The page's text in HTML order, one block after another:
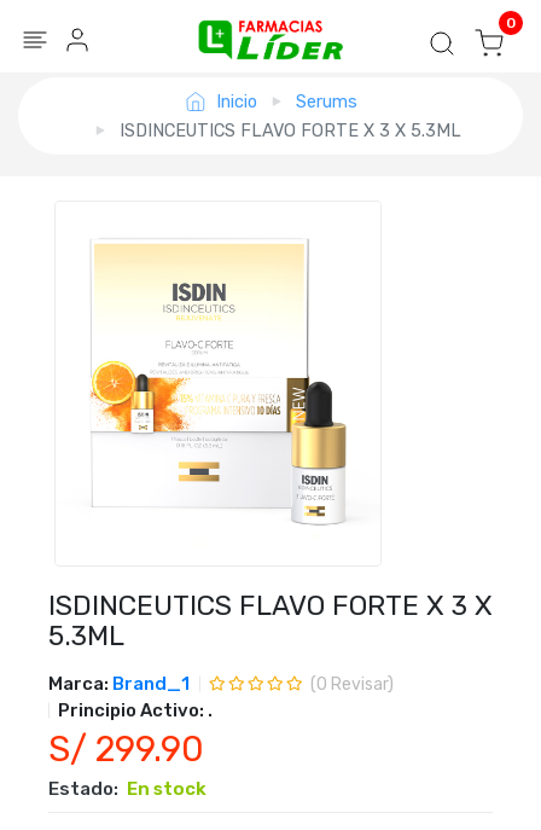
Seguir mi pedido 0
Inicio
Serums
ISDINCEUTICS FLAVO FORTE X 3 X 5.3ML
ISDINCEUTICS FLAVO FORTE X 3 X
5.3ML
Marca: Brand_1 (0 Revisar)
Principio Activo: .
S/ 299.90
Estado: En stock